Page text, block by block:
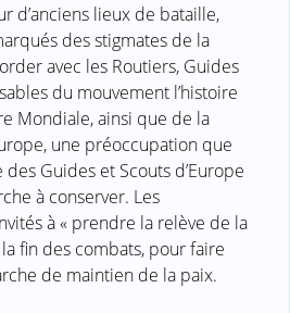
d’anciens lieux de bataille,
des stigmates de la
avec les Routiers, Guides
du mouvement l’histoire
Mondiale, ainsi que de la
une préoccupation que
Guides et Scouts d’Europe
à conserver. Les
à « prendre la relève de la
fin des combats, pour faire
de maintien de la paix.